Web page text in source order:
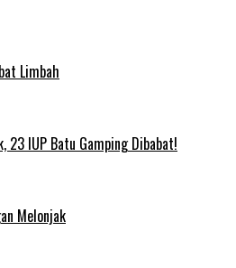
Limbah
23 IUP Batu Gamping Dibabat!
Melonjak